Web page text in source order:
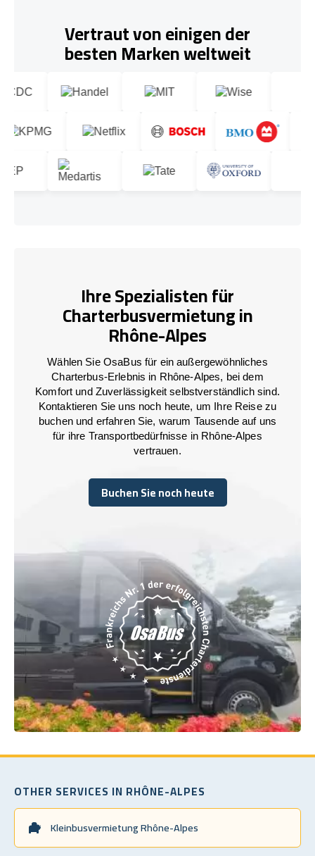
Vertraut von einigen der
besten Marken weltweit
Ihre Spezialisten für
Charterbusvermietung in
Rhône-Alpes
Wählen Sie OsaBus für ein außergewöhnliches
Charterbus-Erlebnis in Rhône-Alpes, bei dem
Komfort und Zuverlässigkeit selbstverständlich sind.
Kontaktieren Sie uns noch heute, um Ihre Reise zu
buchen und erfahren Sie, warum Tausende auf uns
für ihre Transportbedürfnisse in Rhône-Alpes
vertrauen.
Buchen Sie noch heute
Buchen Sie noch heute
OTHER SERVICES IN RHÔNE-ALPES
Kleinbusvermietung Rhône-Alpes